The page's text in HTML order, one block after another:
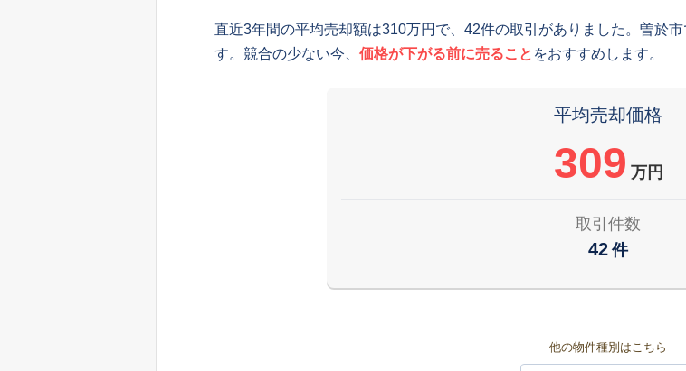
直近3年間の平均売却額は310万円で、42件の取引がありました。曽於市
す。競合の少ない今、 価格が下がる前に売ること をおすすめします。
平均売却価格
309 万円
取引件数
42 件
他の物件種別はこちら